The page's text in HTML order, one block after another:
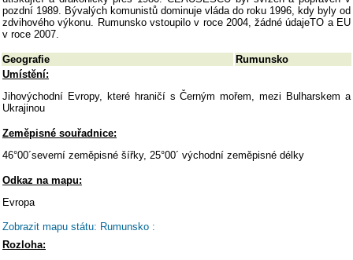
pozdní 1989. Bývalých komunistů dominuje vláda do roku 1996, kdy byly od
zdvihového výkonu. Rumunsko vstoupilo v roce 2004, žádné údajeTO a EU
v roce 2007.
Geografie
Rumunsko
Umístění:
Jihovýchodní Evropy, které hraničí s Černým mořem, mezi Bulharskem a
Ukrajinou
Zeměpisné souřadnice:
46°00´severní zeměpisné šířky, 25°00´ východní zeměpisné délky
Odkaz na mapu:
Evropa
Zobrazit mapu státu: Rumunsko :
Rozloha: